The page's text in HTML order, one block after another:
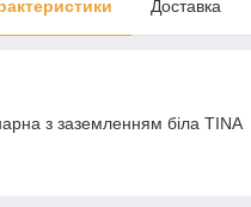
Доставка
з заземленням біла TINA